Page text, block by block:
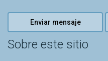
Enviar mensaje
Sobre este sitio